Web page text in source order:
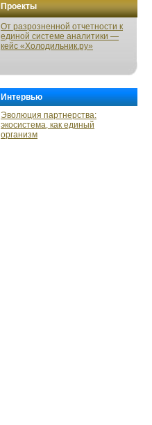
Проекты
От разрозненной отчетности к
единой системе аналитики —
кейс «Холодильник.ру»
Интервью
Эволюция партнерства:
экосистема, как единый
организм